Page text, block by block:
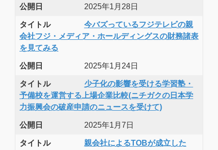
公開日 2025年1月28日
タイトル
今バズっているフジテレビの親
会社フジ・メディア・ホールディングスの財務諸表
を見てみる
公開日 2025年1月24日
タイトル
少子化の影響を受ける学習塾・
予備校を運営する上場企業比較(ニチガクの日本学
力振興会の破産申請のニュースを受けて)
公開日 2025年1月7日
タイトル
親会社によるTOBが成立した